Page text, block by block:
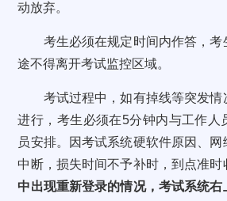
动放弃。
考生必须在规定时间内作答，考
途不得离开考试监控区域。
考试过程中，如有掉线等突发情
进行，考生必须在5分钟内与工作人
员安排。因考试系统硬软件原因、
中断，损失时间不予补时，到点准时
中出现重新登录的情况，考试系统